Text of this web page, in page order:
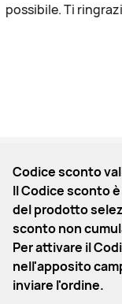
possibile. Ti
Codice sconto
Il Codice sconto
del prodotto
sconto non
Per attivare il
nell'apposito
inviare l'ordine.